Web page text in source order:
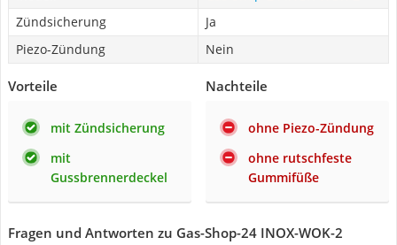
Zündsicherung
Ja
Piezo-Zündung
Nein
Vorteile
mit Zündsicherung
mit
Gussbrennerdeckel
Nachteile
ohne Piezo-Zündung
ohne rutschfeste
Gummifüße
Fragen und Antworten zu Gas-Shop-24 INOX-WOK-2